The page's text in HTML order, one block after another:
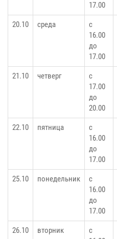
17.00
20.10 среда
с
16.00
до
17.00
21.10 четверг
с
17.00
до
20.00
22.10 пятница
с
16.00
до
17.00
25.10 понедельник
с
16.00
до
17.00
26.10 вторник
с